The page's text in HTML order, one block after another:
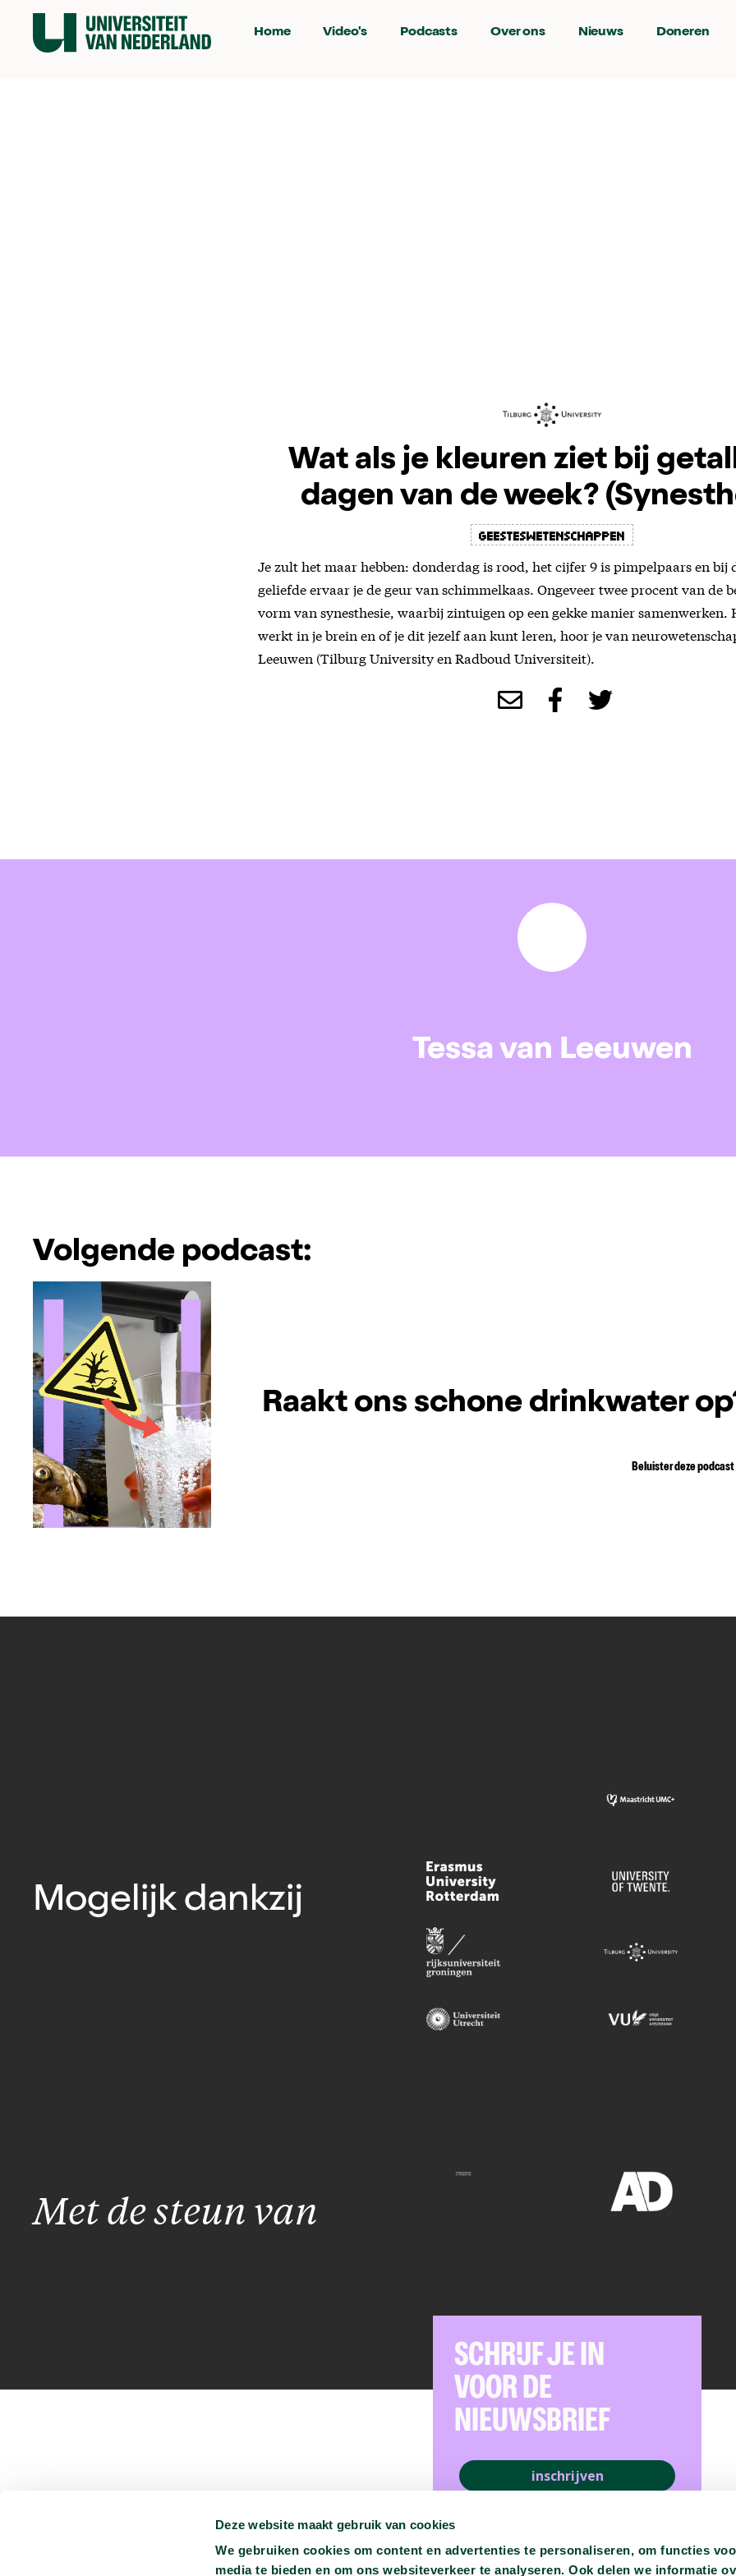
Deze website maakt gebruik van cookies
We gebruiken cookies om content en advertenties te personaliseren, om functies
media te bieden en om ons websiteverkeer te analyseren. Ook delen we informatie
Home Video's Podcasts Over ons Nieuws Doneren
Wat als je kleuren ziet bij
dagen van de week?
geesteswetenschappen
Je zult het maar hebben: donderdag is rood, het cijfer 9 is pimpelpaars en bij
geliefde ervaar je de geur van schimmelkaas. Ongeveer twee procent van de
vorm van synesthesie, waarbij zintuigen op een gekke manier samenwerken.
werkt in je brein en of je dit jezelf aan kunt leren, hoor je van
Leeuwen (Tilburg University en Radboud Universiteit).
Tessa van Leeuwen
Volgende podcast:
Raakt ons schone drinkwater
Beluister deze podcast
Mogelijk dankzij
Met de steun van
Je kunt ons vinden op:
Ondertiteling Vacatures
SCHRIJF JE IN
VOOR DE
NIEUWSBRIEF
inschrijven